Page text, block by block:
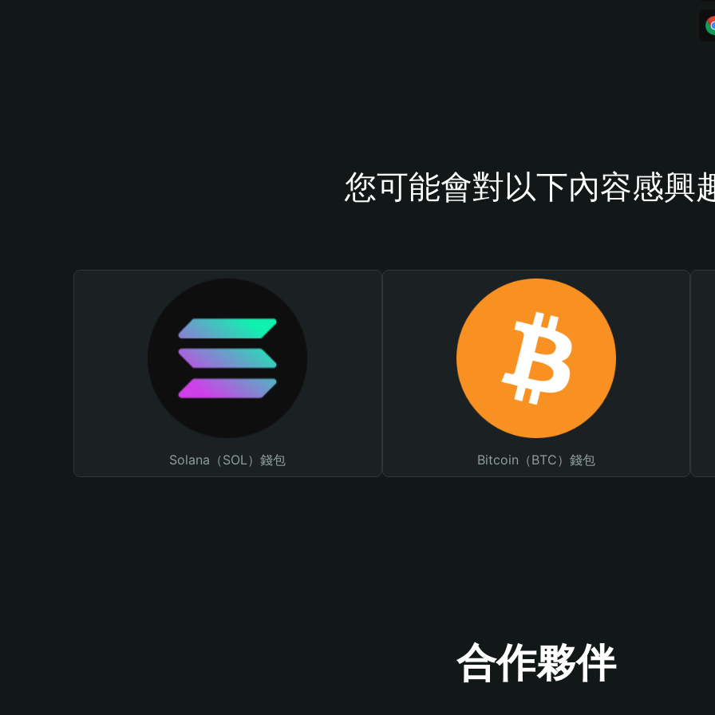
您可能會對以下內容感興
Solana（SOL）錢包 Bitcoin（BTC）錢包
合作夥伴